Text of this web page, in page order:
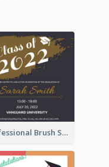
Professional Brush Script Graduation Invitation Design